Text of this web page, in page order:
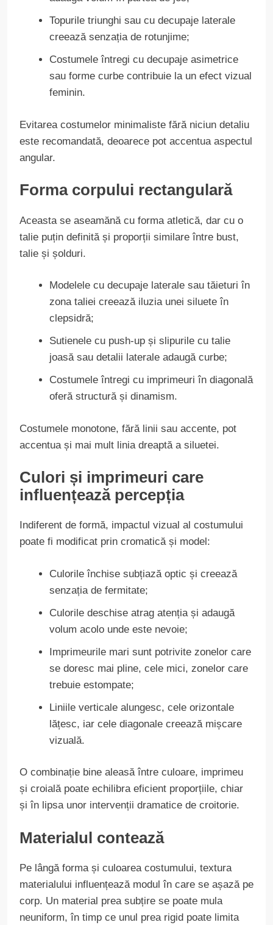
Topurile triunghi sau cu decupaje laterale
creează senzația de rotunjime;
Costumele întregi cu decupaje asimetrice
sau forme curbe contribuie la un efect vizual
feminin.
Evitarea costumelor minimaliste fără niciun detaliu
este recomandată, deoarece pot accentua aspectul
angular.
Forma corpului rectangulară
Aceasta se aseamănă cu forma atletică, dar cu o
talie puțin definită și proporții similare între bust,
talie și șolduri.
Modelele cu decupaje laterale sau tăieturi în
zona taliei creează iluzia unei siluete în
clepsidră;
Sutienele cu push-up și slipurile cu talie
joasă sau detalii laterale adaugă curbe;
Costumele întregi cu imprimeuri în diagonală
oferă structură și dinamism.
Costumele monotone, fără linii sau accente, pot
accentua și mai mult linia dreaptă a siluetei.
Culori și imprimeuri care
influențează percepția
Indiferent de formă, impactul vizual al costumului
poate fi modificat prin cromatică și model:
Culorile închise subțiază optic și creează
senzația de fermitate;
Culorile deschise atrag atenția și adaugă
volum acolo unde este nevoie;
Imprimeurile mari sunt potrivite zonelor care
se doresc mai pline, cele mici, zonelor care
trebuie estompate;
Liniile verticale alungesc, cele orizontale
lățesc, iar cele diagonale creează mișcare
vizuală.
O combinație bine aleasă între culoare, imprimeu
și croială poate echilibra eficient proporțiile, chiar
și în lipsa unor intervenții dramatice de croitorie.
Materialul contează
Pe lângă forma și culoarea costumului, textura
materialului influențează modul în care se așază pe
corp. Un material prea subțire se poate mula
neuniform, în timp ce unul prea rigid poate limita